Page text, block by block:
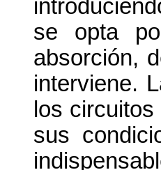
se opta
absorción,
interviene.
los
sus